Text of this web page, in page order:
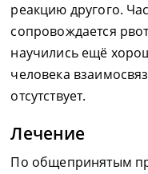
реакцию другого.
сопровождается
научились ещё
человека
отсутствует.
Лечение
По общепринятым